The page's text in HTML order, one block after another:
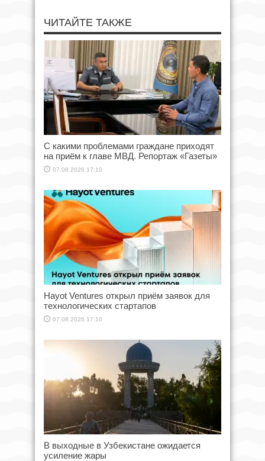
ЧИТАЙТЕ ТАКЖЕ
С какими проблемами граждане приходят
на приём к главе МВД. Репортаж «Газеты»
07.08.2026 17:10
Hayot Ventures открыл приём заявок для
технологических стартапов
07.08.2026 17:10
В выходные в Узбекистане ожидается
усиление жары